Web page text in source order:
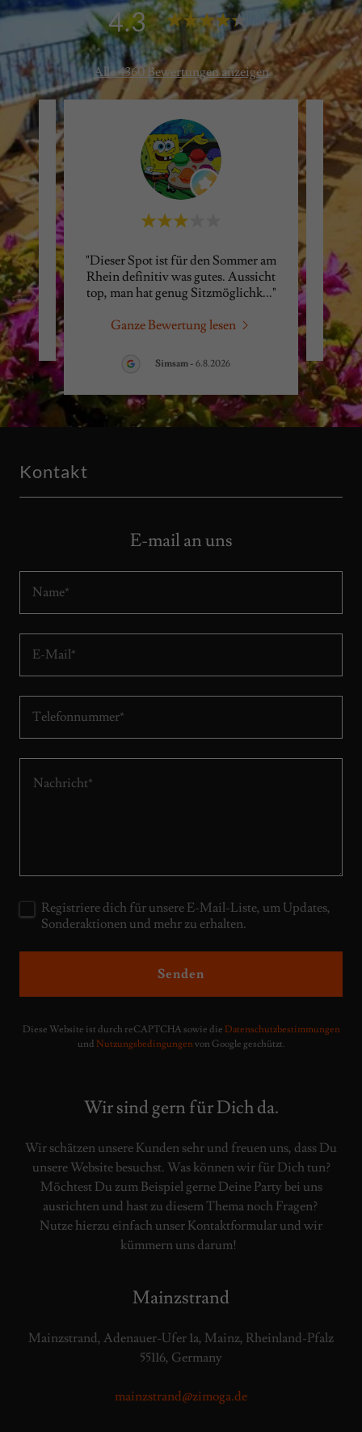
4.3
Alle 4360 Bewertungen anzeigen
"Dieser Spot ist für den Sommer am
Rhein definitiv was gutes. Aussicht
top, man hat genug Sitzmöglichk..."
Ganze Bewertung lesen
Simsam- 6.8.2026
Kontakt
E-mail an uns
Name*
E-Mail*
Telefonnummer*
Registriere dich für unsere E-Mail-Liste, um Updates,
Sonderaktionen und mehr zu erhalten.
Senden
Diese Website ist durch reCAPTCHA sowie die Datenschutzbestimmungen
und Nutzungsbedingungenvon Google geschützt.
Wir sind gern für Dich da.
Wir schätzen unsere Kunden sehr und freuen uns, dass Du
unsere Website besuchst. Was können wir für Dich tun?
Möchtest Du zum Beispiel gerne Deine Party bei uns
ausrichten und hast zu diesem Thema noch Fragen?
Nutze hierzu einfach unser Kontaktformular und wir
kümmern uns darum!
Mainzstrand
Mainzstrand, Adenauer-Ufer 1a, Mainz, Rheinland-Pfalz
55116, Germany
mainzstrand@zimoga.de